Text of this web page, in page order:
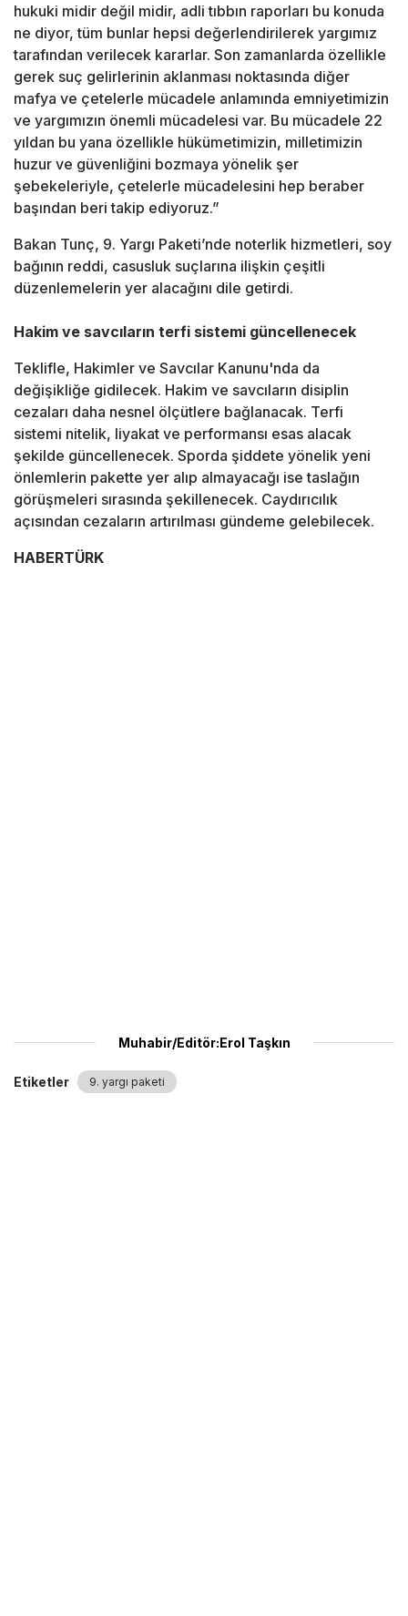
hukuki midir değil midir, adli tıbbın raporları bu konuda
ne diyor, tüm bunlar hepsi değerlendirilerek yargımız
tarafından verilecek kararlar. Son zamanlarda özellikle
gerek suç gelirlerinin aklanması noktasında diğer
mafya ve çetelerle mücadele anlamında emniyetimizin
ve yargımızın önemli mücadelesi var. Bu mücadele 22
yıldan bu yana özellikle hükümetimizin, milletimizin
huzur ve güvenliğini bozmaya yönelik şer
şebekeleriyle, çetelerle mücadelesini hep beraber
başından beri takip ediyoruz.”
Bakan Tunç, 9. Yargı Paketi’nde noterlik hizmetleri, soy
bağının reddi, casusluk suçlarına ilişkin çeşitli
düzenlemelerin yer alacağını dile getirdi.
Hakim ve savcıların terfi sistemi güncellenecek
Teklifle, Hakimler ve Savcılar Kanunu'nda da
değişikliğe gidilecek. Hakim ve savcıların disiplin
cezaları daha nesnel ölçütlere bağlanacak. Terfi
sistemi nitelik, liyakat ve performansı esas alacak
şekilde güncellenecek. Sporda şiddete yönelik yeni
önlemlerin pakette yer alıp almayacağı ise taslağın
görüşmeleri sırasında şekillenecek. Caydırıcılık
açısından cezaların artırılması gündeme gelebilecek.
HABERTÜRK
Muhabir/Editör:Erol Taşkın
Etiketler 9. yargı paketi